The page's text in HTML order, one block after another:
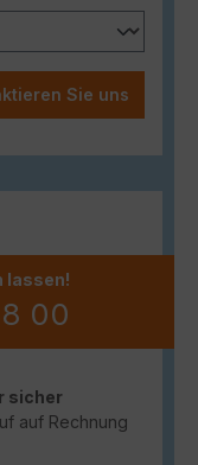
Sie uns
lassen!
00
sicher
auf Rechnung